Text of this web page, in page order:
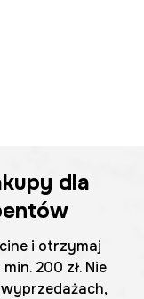
dla
i otrzymaj
200 zł. Nie